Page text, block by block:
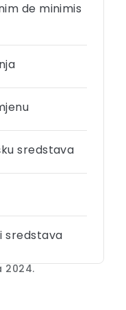
de minimis
sredstava
sredstava
2024.